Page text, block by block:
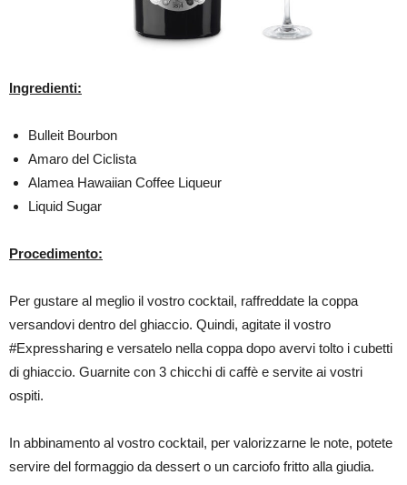
Ingredienti:
Bulleit Bourbon
Amaro del Ciclista
Alamea Hawaiian Coffee Liqueur
Liquid Sugar
Procedimento:
Per gustare al meglio il vostro cocktail, raffreddate la coppa
versandovi dentro del ghiaccio. Quindi, agitate il vostro
#Expressharing e versatelo nella coppa dopo avervi tolto i cubetti
di ghiaccio. Guarnite con 3 chicchi di caffè e servite ai vostri
ospiti.
In abbinamento al vostro cocktail, per valorizzarne le note, potete
servire del formaggio da dessert o un carciofo fritto alla giudia.